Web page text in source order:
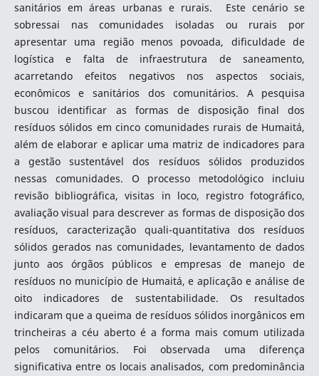
sanitários em áreas urbanas e rurais. Este cenário se
sobressai nas comunidades isoladas ou rurais por
apresentar uma região menos povoada, dificuldade de
logística e falta de infraestrutura de saneamento,
acarretando efeitos negativos nos aspectos sociais,
econômicos e sanitários dos comunitários. A pesquisa
buscou identificar as formas de disposição final dos
resíduos sólidos em cinco comunidades rurais de Humaitá,
além de elaborar e aplicar uma matriz de indicadores para
a gestão sustentável dos resíduos sólidos produzidos
nessas comunidades. O processo metodológico incluiu
revisão bibliográfica, visitas in loco, registro fotográfico,
avaliação visual para descrever as formas de disposição dos
resíduos, caracterização quali-quantitativa dos resíduos
sólidos gerados nas comunidades, levantamento de dados
junto aos órgãos públicos e empresas de manejo de
resíduos no município de Humaitá, e aplicação e análise de
oito indicadores de sustentabilidade. Os resultados
indicaram que a queima de resíduos sólidos inorgânicos em
trincheiras a céu aberto é a forma mais comum utilizada
pelos comunitários. Foi observada uma diferença
significativa entre os locais analisados, com predominância